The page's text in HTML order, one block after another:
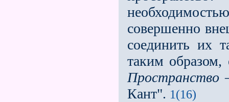
совершенно
соединить их
таким образом,
Пространство
Кант". 1(16)